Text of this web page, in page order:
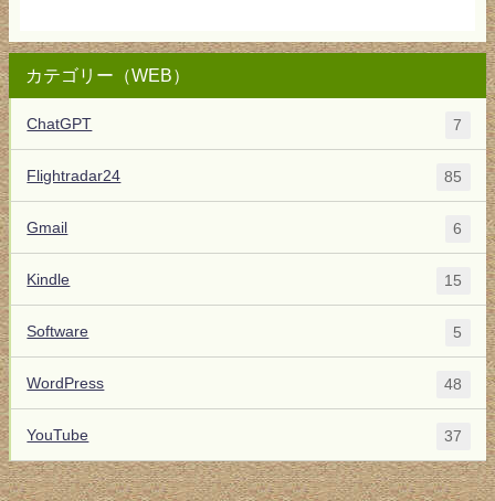
カテゴリー（WEB）
ChatGPT 7
Flightradar24 85
Gmail 6
Kindle 15
Software 5
WordPress 48
YouTube 37